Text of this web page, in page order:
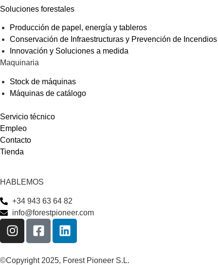
Soluciones forestales
Producción de papel, energía y tableros
Conservación de Infraestructuras y Prevención de Incendios
Innovación y Soluciones a medida
Maquinaria
Stock de máquinas
Máquinas de catálogo
Servicio técnico
Empleo
Contacto
Tienda
HABLEMOS
+34 943 63 64 82
info@forestpioneer.com
©Copyright 2025, Forest Pioneer S.L.